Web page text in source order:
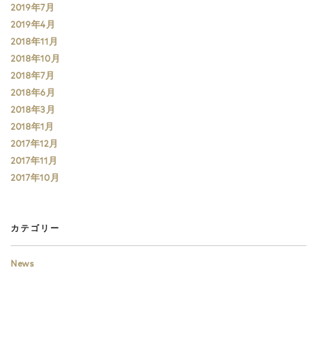
2019年7月
2019年4月
2018年11月
2018年10月
2018年7月
2018年6月
2018年3月
2018年1月
2017年12月
2017年11月
2017年10月
カテゴリー
News